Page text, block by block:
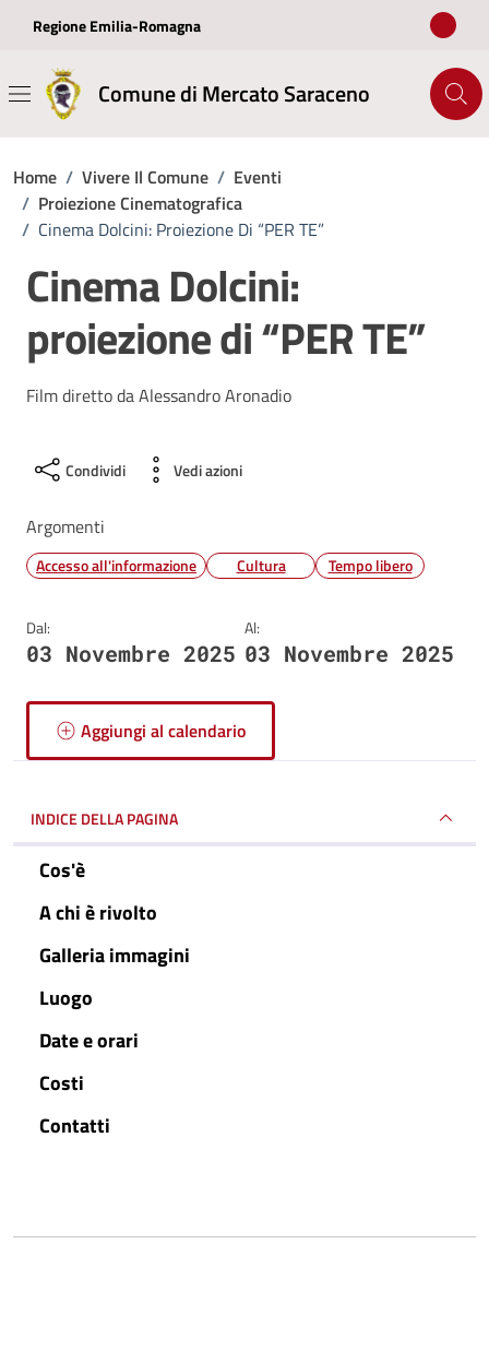
Regione Emilia-Romagna
Comune di Mercato Saraceno
Home / Vivere Il Comune / Eventi
/ Proiezione Cinematografica
/ Cinema Dolcini: Proiezione Di “PER TE”
Cinema Dolcini:
proiezione di “PER TE”
Film diretto da Alessandro Aronadio
Condividi Vedi azioni
Argomenti
Accesso all'informazione Cultura Tempo libero
Dal:
03 Novembre 2025
Al:
03 Novembre 2025
Aggiungi al calendario
INDICE DELLA PAGINA
Cos'è
A chi è rivolto
Galleria immagini
Luogo
Date e orari
Costi
Contatti